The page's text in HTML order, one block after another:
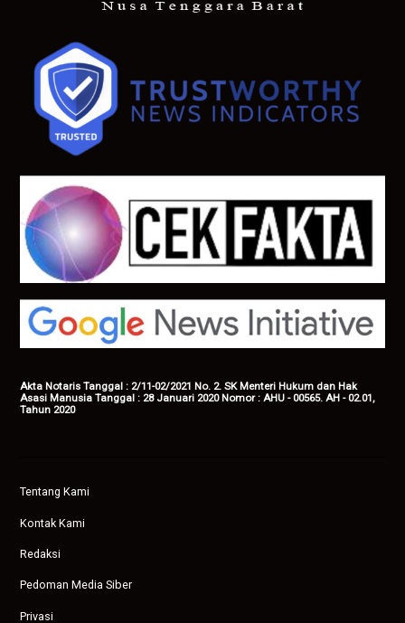
Akta Notaris Tanggal : 2/11-02/2021 No. 2. SK Menteri Hukum dan Hak
Asasi Manusia Tanggal : 28 Januari 2020 Nomor : AHU - 00565. AH - 02.01,
Tahun 2020
Tentang Kami
Kontak Kami
Redaksi
Pedoman Media Siber
Privasi